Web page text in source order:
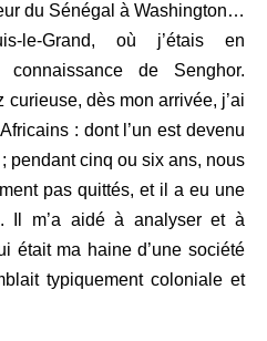
du Sénégal à Washington…
le-Grand, où j’étais en
de Senghor.
dès mon arrivée, j’ai
: dont l’un est devenu
pendant cinq ou six ans, nous
pas quittés, et il a eu une
Il m’a aidé à analyser et à
était ma haine d’une société
typiquement coloniale et